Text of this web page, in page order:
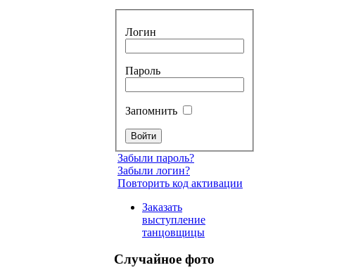
Логин
Пароль
Запомнить
Забыли пароль?
Забыли логин?
Повторить код активации
Заказать
выступление
танцовщицы
Случайное фото